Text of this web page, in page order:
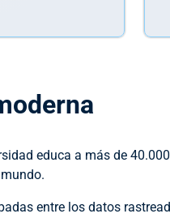
educa a más de
entre los datos